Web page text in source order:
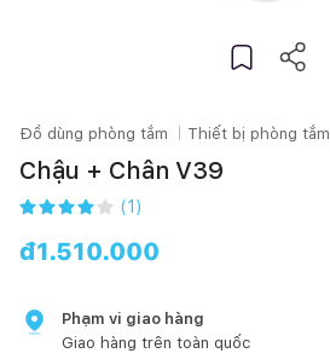
Đồ dùng phòng tắm Thiết bị phòng tắm
Chậu + Chân V39
(1 )
đ1.510.000
Phạm vi giao hàng
Giao hàng trên toàn quốc